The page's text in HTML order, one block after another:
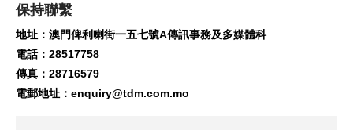
保持聯繫
地址：澳門俾利喇街一五七號A傳訊事務及多媒體科
電話：28517758
傳真：28716579
電郵地址： enquiry@tdm.com.mo